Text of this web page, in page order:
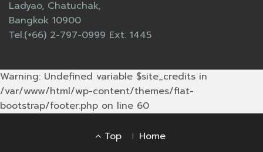
Ladyao, Chatuchak,
Bangkok 10900
Tel.(+66) 2-797-0999 Ext. 1445
Warning: Undefined variable $site_credits in
/var/www/html/wp-content/themes/flat-
bootstrap/footer.php on line 60
FooterTop Home